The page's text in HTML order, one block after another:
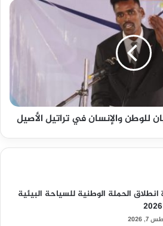
للوطن والإنسان في تراتيل الأصيل
انطلاق الحملة الوطنية للسياحة البيئية
2026